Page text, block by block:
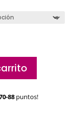
88 puntos!